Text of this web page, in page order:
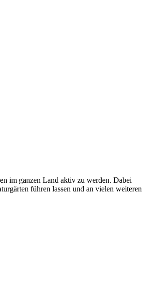
im ganzen Land aktiv zu werden. Dabei
führen lassen und an vielen weiteren